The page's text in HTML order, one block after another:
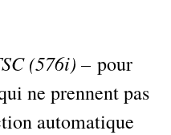
(576i) – pour
ne prennent pas
automatique